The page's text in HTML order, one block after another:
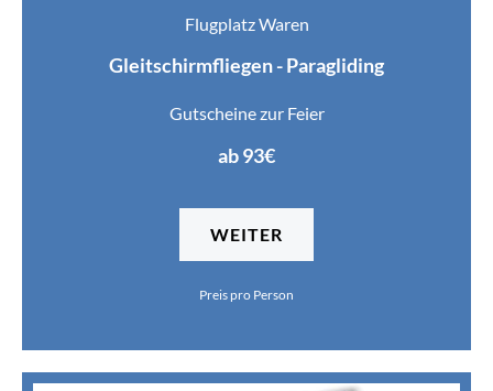
Flugplatz Waren
Gleitschirmfliegen - Paragliding
Gutscheine zur Feier
ab 93€
WEITER
Preis pro Person